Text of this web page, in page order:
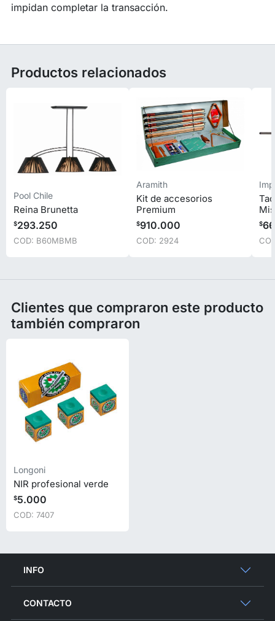
impidan completar la transacción.
Productos relacionados
Pool Chile
Reina Brunetta
$293.250
COD: B60MBMB
Aramith
Kit de accesorios
Premium
$910.000
COD: 2924
$
Clientes que compraron este producto
también compraron
Longoni
NIR profesional verde
$5.000
COD: 7407
INFO
CONTACTO